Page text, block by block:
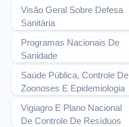
Visão Geral Sobre Defesa
Sanitária
Programas Nacionais De
Sanidade
Saúde Pública, Controle De
Zoonoses E Epidemiologia
Vigiagro E Plano Nacional
De Controle De Resíduos